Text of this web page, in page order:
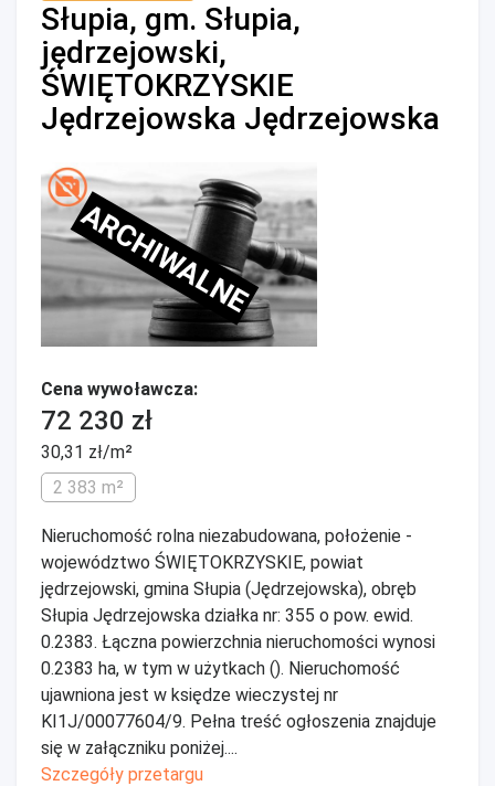
Słupia, gm. Słupia,
jędrzejowski,
ŚWIĘTOKRZYSKIE
Jędrzejowska Jędrzejowska
ARCHIWALNE
Cena wywoławcza:
72 230 zł
30,31 zł/m²
2 383 m²
Nieruchomość rolna niezabudowana, położenie -
województwo ŚWIĘTOKRZYSKIE, powiat
jędrzejowski, gmina Słupia (Jędrzejowska), obręb
Słupia Jędrzejowska działka nr: 355 o pow. ewid.
0.2383. Łączna powierzchnia nieruchomości wynosi
0.2383 ha, w tym w użytkach (). Nieruchomość
ujawniona jest w księdze wieczystej nr
KI1J/00077604/9. Pełna treść ogłoszenia znajduje
się w załączniku poniżej....
Szczegóły przetargu